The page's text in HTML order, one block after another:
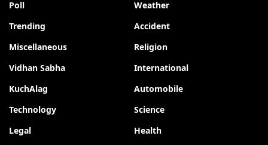
Poll
Weather
Trending
Accident
Miscellaneous
Religion
Vidhan Sabha
International
KuchAlag
Automobile
Technology
Science
Legal
Health